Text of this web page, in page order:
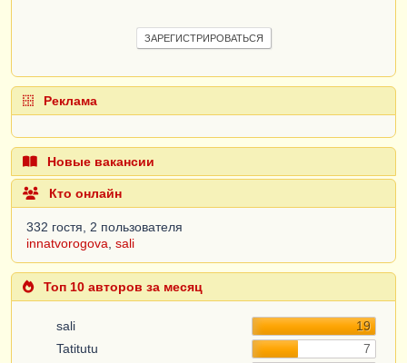
ЗАРЕГИСТРИРОВАТЬСЯ
Реклама
Новые вакансии
Кто онлайн
332 гостя, 2 пользователя
innatvorogova, sali
Топ 10 авторов за месяц
sali
19
Tatitutu
7